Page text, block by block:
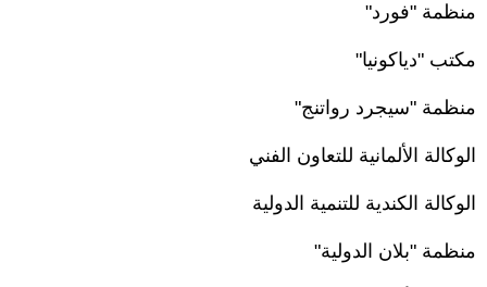
منظمة "فورد"
مكتب "دياكونيا"
منظمة "سيجرد رواتنج"
الوكالة الألمانية للتعاون الفني
الوكالة الكندية للتنمية الدولية
منظمة "بلان الدولية"